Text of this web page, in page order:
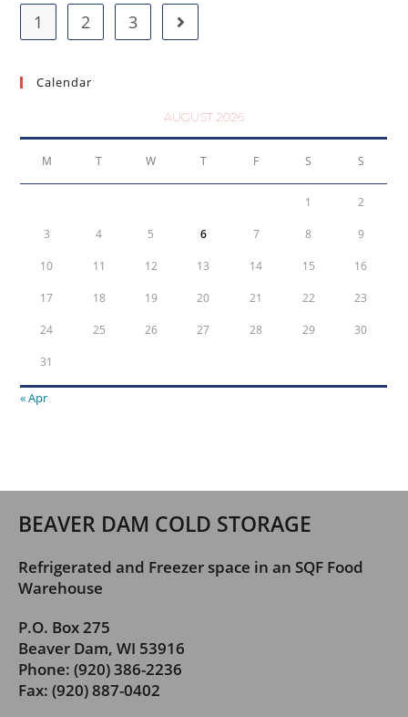
1 2 3
Calendar
AUGUST 2026
M T W T F S S
1 2
3 4 5 6 7 8 9
10 11 12 13 14 15 16
17 18 19 20 21 22 23
24 25 26 27 28 29 30
31
« Apr
BEAVER DAM COLD STORAGE
Refrigerated and Freezer space in an SQF Food
Warehouse
P.O. Box 275
Beaver Dam, WI 53916
Phone: (920) 386-2236
Fax: (920) 887-0402